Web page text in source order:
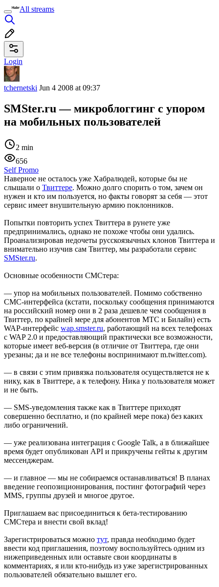
All streams
Login
tchernetski Jun 4 2008 at 09:37
SMSter.ru — микроблоггинг c упором
на мобильных пользователей
2 min
656
Self Promo
Наверное не осталось уже Хабралюдей, которые бы не
слышали о Твиттере. Можно долго спорить о том, зачем он
нужен и кто им пользуется, но факты говорят за себя — этот
сервис имеет внушительную армию поклонников.
Попытки повторить успех Твиттера в рунете уже
предпринимались, однако не похоже чтобы они удались.
Проанализировав недочеты русскоязычных клонов Твиттера и
внимательно изучив сам Твиттер, мы разработали сервис
SMSter.ru.
Основные особенности СМСтера:
— упор на мобильных пользователей. Помимо собственно
СМС-интерфейса (кстати, поскольку сообщения принимаются
на российский номер они в 2 раза дешевле чем сообщения в
Твиттер, по крайней мере для абонентов МТС и Билайн) есть
WAP-интерфейс wap.smster.ru, работающий на всех телефонах
с WAP 2.0 и предоставляющий практически все возможности,
которые имеет веб-версия (в отличие от Твиттера, где они
урезаны; да и не все телефоны воспринимают m.twitter.com).
— в связи с этим привязка пользователя осуществляется не к
нику, как в Твиттере, а к телефону. Ника у пользователя может
и не быть.
— SMS-уведомления также как в Твиттере приходят
совершенно бесплатно, и (по крайней мере пока) без каких
либо ограничений.
— уже реализована интеграция с Google Talk, а в ближайшее
время будет опубликован API и прикручены гейты к другим
мессенджерам.
— и главное — мы не собираемся останавливаться! В планах
введение геопозиционирования, постинг фотографий через
MMS, группы друзей и многое другое.
Приглашаем вас присоединиться к бета-тестированию
СМСтера и внести свой вклад!
Зарегистрироваться можно тут, правда необходимо будет
ввести код приглашения, поэтому воспользуйтесь одним из
нижеприведенных или оставьте свои координаты в
комментариях, я или кто-нибудь из уже зарегистрированных
пользователей обязательно вышлет его.